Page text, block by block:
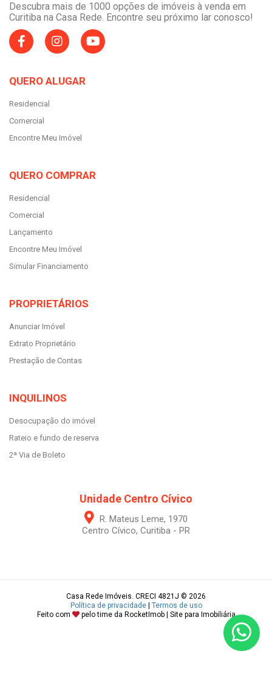
Descubra mais de 1000 opções de imóveis à venda em
Curitiba na Casa Rede. Encontre seu próximo lar conosco!
QUERO ALUGAR
Residencial
Comercial
Encontre Meu Imóvel
QUERO COMPRAR
Residencial
Comercial
Lançamento
Encontre Meu Imóvel
Simular Financiamento
PROPRIETÁRIOS
Anunciar Imóvel
Extrato Proprietário
Prestação de Contas
INQUILINOS
Desocupação do imóvel
Rateio e fundo de reserva
2ª Via de Boleto
Unidade Centro Cívico
R. Mateus Leme, 1970
Centro Cívico, Curitiba - PR
Casa Rede Imóveis. CRECI 4821J © 2026
Política de privacidade| Termos de uso
Feito com
pelo time da RocketImob | Site para Imobiliária